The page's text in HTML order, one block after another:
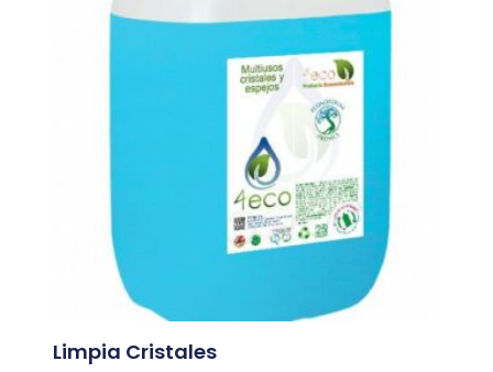
Limpia Cristales